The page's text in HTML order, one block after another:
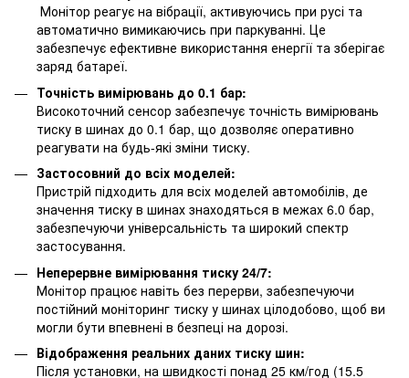
Монітор реагує на вібрації, активуючись при русі та
автоматично вимикаючись при паркуванні. Це
забезпечує ефективне використання енергії та зберігає
заряд батареї.
Точність вимірювань до 0.1 бар:
Високоточний сенсор забезпечує точність вимірювань
тиску в шинах до 0.1 бар, що дозволяє оперативно
реагувати на будь-які зміни тиску.
Застосовний до всіх моделей:
Пристрій підходить для всіх моделей автомобілів, де
значення тиску в шинах знаходяться в межах 6.0 бар,
забезпечуючи універсальність та широкий спектр
застосування.
Неперервне вимірювання тиску 24/7:
Монітор працює навіть без перерви, забезпечуючи
постійний моніторинг тиску у шинах цілодобово, щоб ви
могли бути впевнені в безпеці на дорозі.
Відображення реальних даних тиску шин:
Після установки, на швидкості понад 25 км/год (15.5